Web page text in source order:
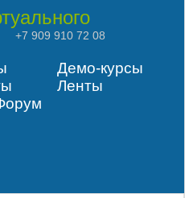
+7 909 910 72 08
Демо-курсы
Ленты